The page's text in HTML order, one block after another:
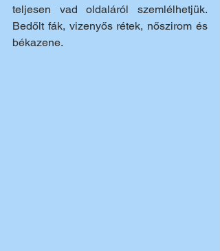
teljesen vad oldaláról szemlélhetjük.
Bedőlt fák, vizenyős rétek, nőszirom és
békazene.